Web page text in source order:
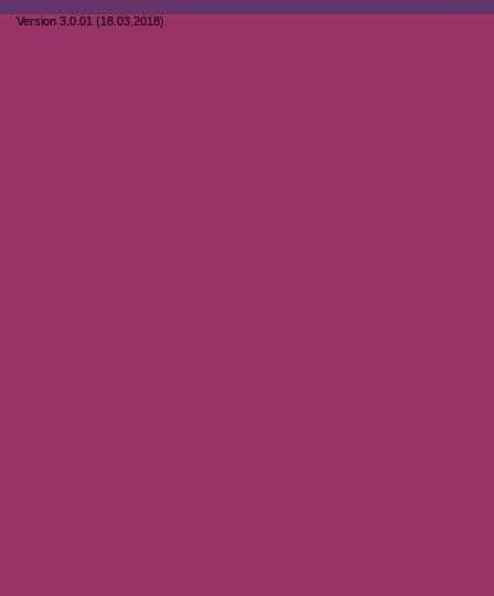
Version 3.0.01 (18.03.2018)